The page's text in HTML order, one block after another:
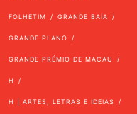
FOLHETIM GRANDE BAÍA
GRANDE PLANO
GRANDE PRÉMIO DE MACAU
H
H | ARTES, LETRAS E IDEIAS